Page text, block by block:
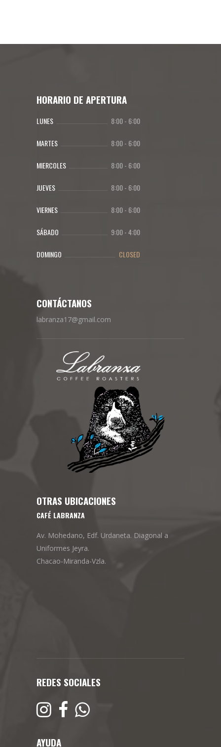
HORARIO DE APERTURA
LUNES 8:00- 6:00
MARTES 8:00- 6:00
MIERCOLES 8:00- 6:00
JUEVES 8:00- 6:00
VIERNES 8:00- 6:00
SÁBADO 9:00-4:00
DOMINGO CLOSED
CONTÁCTANOS
labranza17@gmail.com
OTRAS UBICACIONES
CAFÉ LABRANZA
Av. Mohedano, Edf. Urdaneta. Diagonal a
Uniformes Jeyra.
Chacao-Miranda-Vzla.
REDES SOCIALES
AYUDA